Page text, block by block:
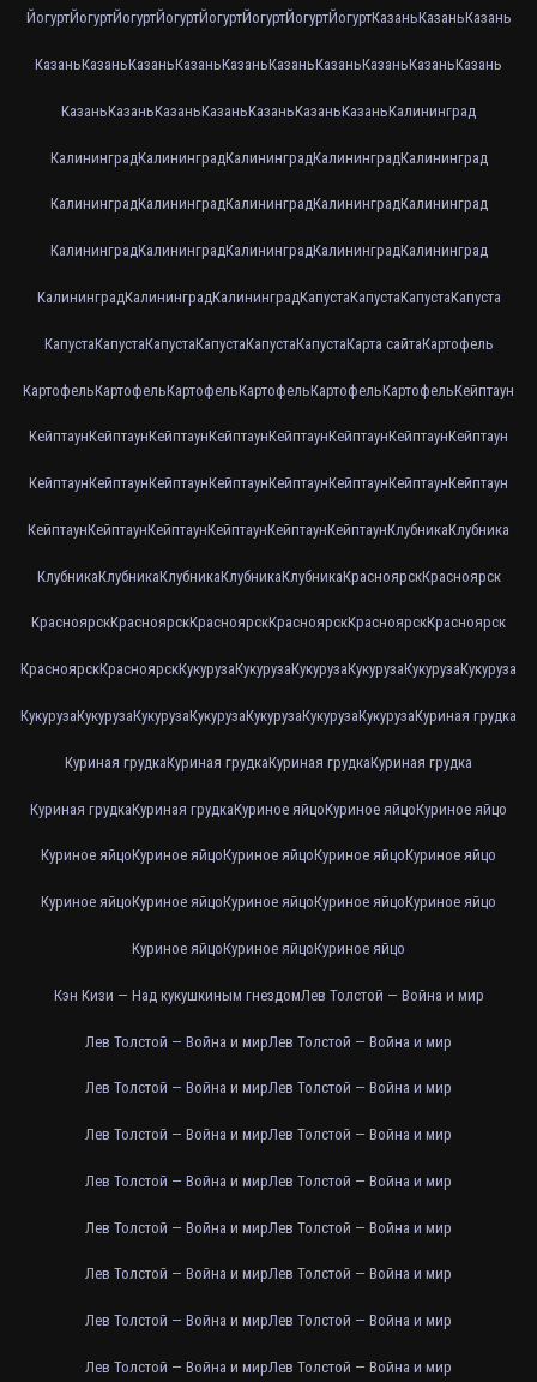
ЙогуртЙогуртЙогуртЙогуртЙогуртЙогуртЙогуртЙогуртКазаньКазаньКазань
КазаньКазаньКазаньКазаньКазаньКазаньКазаньКазаньКазаньКазань
КазаньКазаньКазаньКазаньКазаньКазаньКазаньКалининград
КалининградКалининградКалининградКалининградКалининград
КалининградКалининградКалининградКалининградКалининград
КалининградКалининградКалининградКалининградКалининград
КалининградКалининградКалининградКапустаКапустаКапустаКапуста
КапустаКапустаКапустаКапустаКапустаКапустаКарта сайтаКартофель
КартофельКартофельКартофельКартофельКартофельКартофельКейптаун
КейптаунКейптаунКейптаунКейптаунКейптаунКейптаунКейптаунКейптаун
КейптаунКейптаунКейптаунКейптаунКейптаунКейптаунКейптаунКейптаун
КейптаунКейптаунКейптаунКейптаунКейптаунКейптаунКлубникаКлубника
КлубникаКлубникаКлубникаКлубникаКлубникаКрасноярскКрасноярск
КрасноярскКрасноярскКрасноярскКрасноярскКрасноярскКрасноярск
КрасноярскКрасноярскКукурузаКукурузаКукурузаКукурузаКукурузаКукуруза
КукурузаКукурузаКукурузаКукурузаКукурузаКукурузаКукурузаКуриная грудка
Куриная грудкаКуриная грудкаКуриная грудкаКуриная грудка
Куриная грудкаКуриная грудкаКуриное яйцоКуриное яйцоКуриное яйцо
Куриное яйцоКуриное яйцоКуриное яйцоКуриное яйцоКуриное яйцо
Куриное яйцоКуриное яйцоКуриное яйцоКуриное яйцоКуриное яйцо
Куриное яйцоКуриное яйцоКуриное яйцо
Кэн Кизи — Над кукушкиным гнездомЛев Толстой — Война и мир
Лев Толстой — Война и мирЛев Толстой — Война и мир
Лев Толстой — Война и мирЛев Толстой — Война и мир
Лев Толстой — Война и мирЛев Толстой — Война и мир
Лев Толстой — Война и мирЛев Толстой — Война и мир
Лев Толстой — Война и мирЛев Толстой — Война и мир
Лев Толстой — Война и мирЛев Толстой — Война и мир
Лев Толстой — Война и мирЛев Толстой — Война и мир
Лев Толстой — Война и мирЛев Толстой — Война и мир